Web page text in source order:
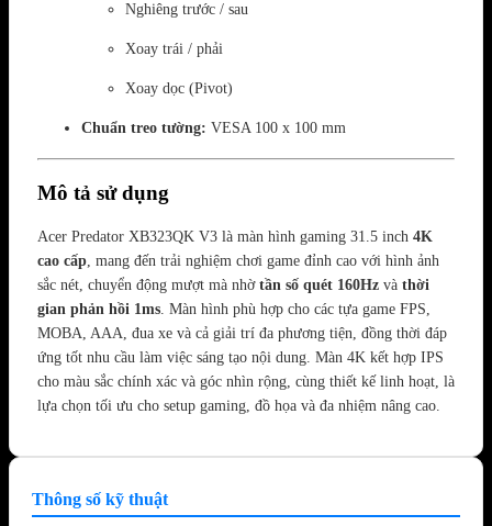
Nghiêng trước / sau
Xoay trái / phải
Xoay dọc (Pivot)
Chuẩn treo tường: VESA 100 x 100 mm
Mô tả sử dụng
Acer Predator XB323QK V3 là màn hình gaming 31.5 inch 4K
cao cấp, mang đến trải nghiệm chơi game đỉnh cao với hình ảnh
sắc nét, chuyển động mượt mà nhờ tần số quét 160Hz và thời
gian phản hồi 1ms. Màn hình phù hợp cho các tựa game FPS,
MOBA, AAA, đua xe và cả giải trí đa phương tiện, đồng thời đáp
ứng tốt nhu cầu làm việc sáng tạo nội dung. Màn 4K kết hợp IPS
cho màu sắc chính xác và góc nhìn rộng, cùng thiết kế linh hoạt, là
lựa chọn tối ưu cho setup gaming, đồ họa và đa nhiệm nâng cao.
Thông số kỹ thuật